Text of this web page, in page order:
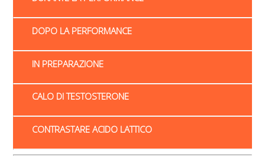
DOPO LA PERFORMANCE
IN PREPARAZIONE
CALO DI TESTOSTERONE
CONTRASTARE ACIDO LATTICO